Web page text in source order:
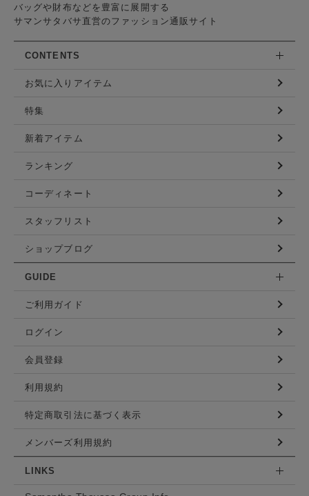
バッグや財布などを豊富に展開する
サマンサタバサ直営のファッション通販サイト
CONTENTS
お気に入りアイテム
特集
新着アイテム
ランキング
コーディネート
スタッフリスト
ショップブログ
GUIDE
ご利用ガイド
ログイン
会員登録
利用規約
特定商取引法に基づく表示
メンバーズ利用規約
LINKS